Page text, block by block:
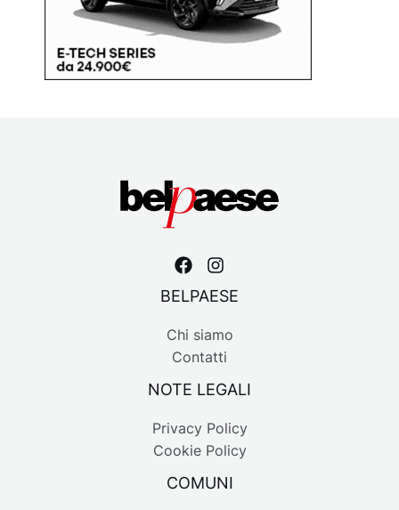
BELPAESE
Chi siamo
Contatti
NOTE LEGALI
Privacy Policy
Cookie Policy
COMUNI